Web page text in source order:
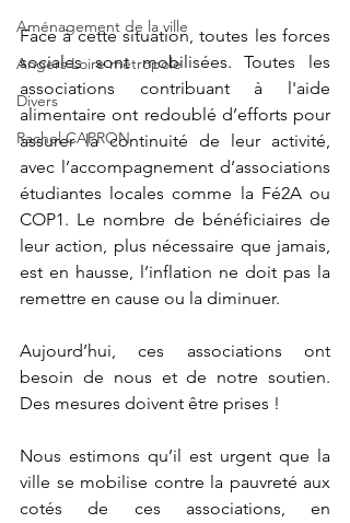
Aménagement de la ville
Angers Loire métropole
Divers
Rachel CAPRON
Face à cette situation, toutes les forces
sociales sont mobilisées. Toutes les
associations contribuant à l'aide
alimentaire ont redoublé d’efforts pour
assurer la continuité de leur activité,
avec l’accompagnement d’associations
étudiantes locales comme la Fé2A ou
COP1. Le nombre de bénéficiaires de
leur action, plus nécessaire que jamais,
est en hausse, l’inflation ne doit pas la
remettre en cause ou la diminuer.
Aujourd’hui, ces associations ont
besoin de nous et de notre soutien.
Des mesures doivent être prises !
Nous estimons qu’il est urgent que la
ville se mobilise contre la pauvreté aux
cotés de ces associations, en